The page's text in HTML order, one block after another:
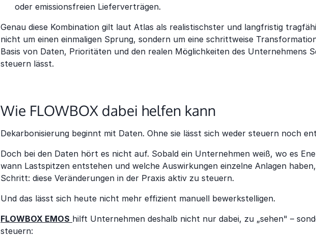
oder emissionsfreien Lieferverträgen.
Genau diese Kombination gilt laut Atlas als realistischster und langfristig
nicht um einen einmaligen Sprung, sondern um eine schrittweise
Basis von Daten, Prioritäten und den realen Möglichkeiten des Unternehmens
steuern lässt.
Wie FLOWBOX dabei helfen kann
Dekarbonisierung beginnt mit Daten. Ohne sie lässt sich weder steuern noch
Doch bei den Daten hört es nicht auf. Sobald ein Unternehmen weiß, wo es
wann Lastspitzen entstehen und welche Auswirkungen einzelne Anlagen
Schritt: diese Veränderungen in der Praxis aktiv zu steuern.
Und das lässt sich heute nicht mehr effizient manuell bewerkstelligen.
FLOWBOX EMOS hilft Unternehmen deshalb nicht nur dabei, zu „sehen" –
steuern: